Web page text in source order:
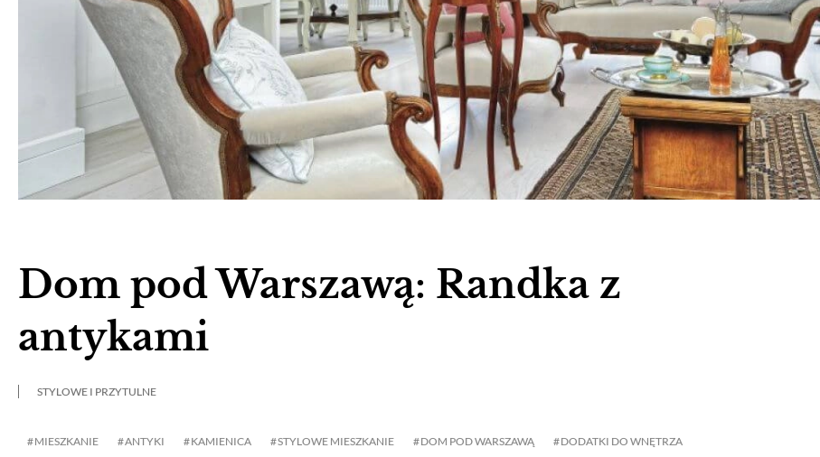
Dom pod Warszawą: Randka z
antykami
STYLOWE I PRZYTULNE
MIESZKANIE ANTYKI KAMIENICA STYLOWE MIESZKANIE DOM POD WARSZAWĄ
DODATKI DO WNĘTRZA